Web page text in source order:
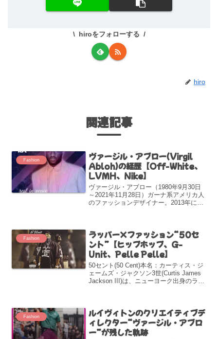
hiroをフォローする
hiro
関連記事
Fashion
ヴァージル・アブロー(Virgil
Abloh)の経歴【Off-White、
LVMH、Nike】
ヴァージル・アブロー（1980年9月30日
～2021年11月28日）ガーナ系アメリカ人
のファッションデザイナー。2013年にス
Fashion
ラッパー×ファッション“50セ
ント”【ヒップホップ、G-
Unit、Pelle Pelle】
50セント(50 Cent)本名：カーティス・ジ
ェームズ・ジャクソン3世(Curtis James
Jackson III)は、ニューヨーク出身のラッ
Fashion
ルイヴィトンのクリエイティブデ
ィレクター“ヴァージル・アブロ
ー”が残した軌跡